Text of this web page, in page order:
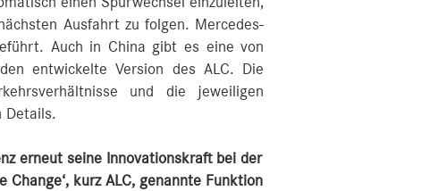
Ausfahrt zu folgen. Mercedes-
Auch in China gibt es eine von
entwickelte Version des ALC. Die
und die jeweiligen
Details.
erneut seine Innovationskraft bei der
Change‘, kurz ALC, genannte Funktion